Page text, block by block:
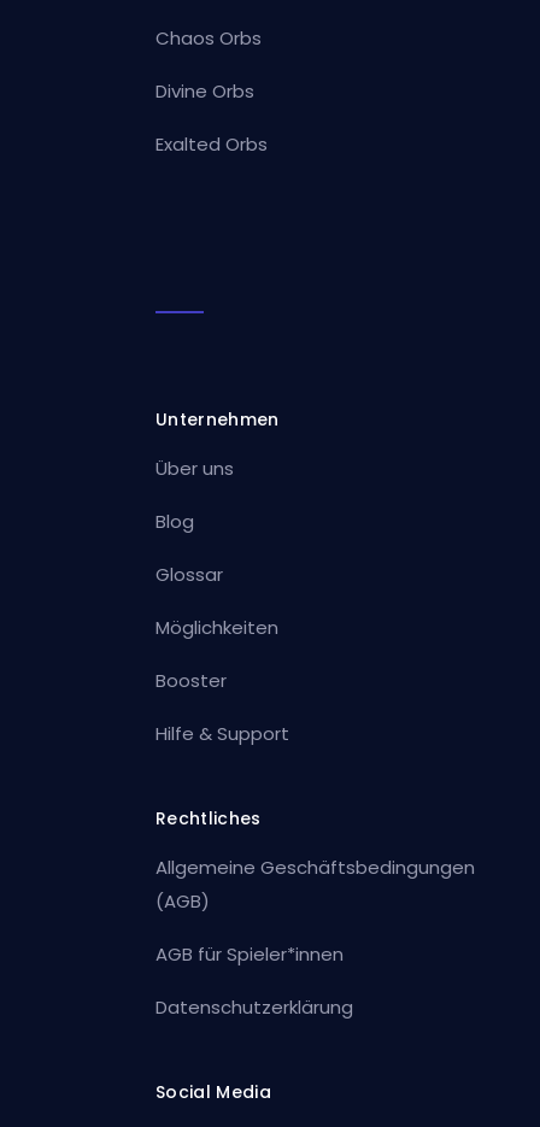
Chaos Orbs
Divine Orbs
Exalted Orbs
Unternehmen
Über uns
Blog
Glossar
Möglichkeiten
Booster
Hilfe & Support
Rechtliches
Allgemeine Geschäftsbedingungen
(AGB)
AGB für Spieler*innen
Datenschutzerklärung
Social Media